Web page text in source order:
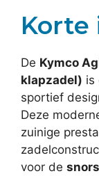
De Kymco
klapzadel) is
sportief
Deze
zuinige
voor de